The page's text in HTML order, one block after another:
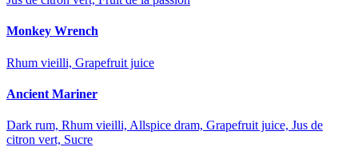
Monkey Wrench
Rhum vieilli, Grapefruit juice
Ancient Mariner
Dark rum, Rhum vieilli, Allspice dram, Grapefruit juice, Jus de
citron vert, Sucre